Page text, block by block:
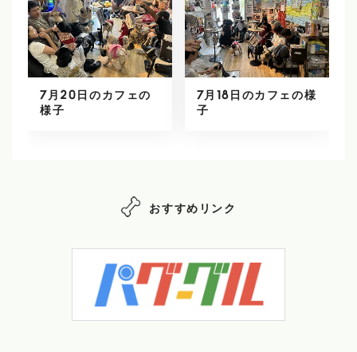
7月20日のカフェの
様子
7月18日のカフェの様
子
おすすめリンク